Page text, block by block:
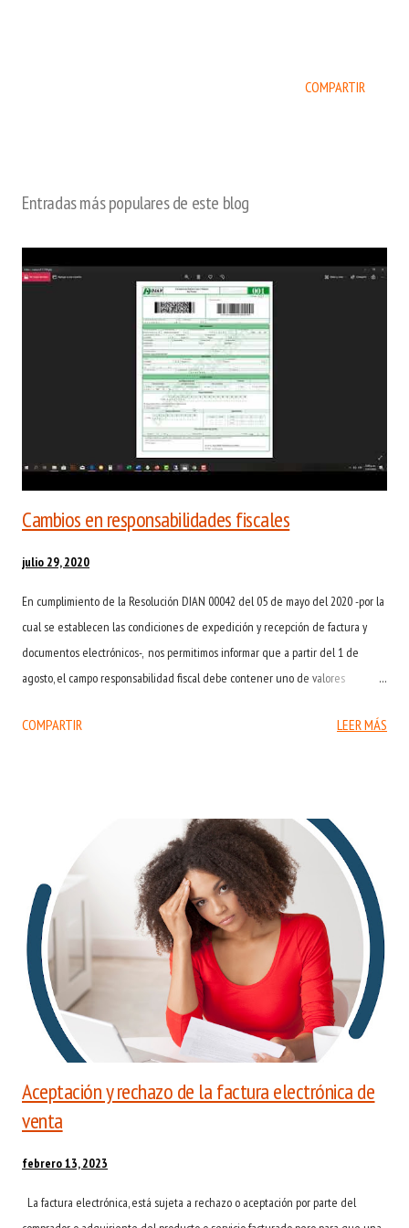
COMPARTIR
Entradas más populares de este blog
Cambios en responsabilidades fiscales
julio 29, 2020
En cumplimiento de la Resolución DIAN 00042 del 05 de mayo del 2020 -por la
cual se establecen las condiciones de expedición y recepción de factura y
documentos electrónicos-, nos permitimos informar que a partir del 1 de
agosto, el campo responsabilidad fiscal debe contener uno de valores
Agente de retención IVA O-47 Régimen simple de tributación R-99-PN No
Por esta razón y con el fin de evitar errores de validación en la DIAN, a partir
del 1 de agosto, en misfacturas se validará que este valor corresponda a uno
de los permitidos. Para mayor información puede consultar el Anexo Técnico
de Factura Electrónica de Venta Versión 1.7. 2020 - Nu...
COMPARTIR LEER MÁS
Aceptación y rechazo de la factura electrónica de
venta
febrero 13, 2023
La factura electrónica, está sujeta a rechazo o aceptación por parte del